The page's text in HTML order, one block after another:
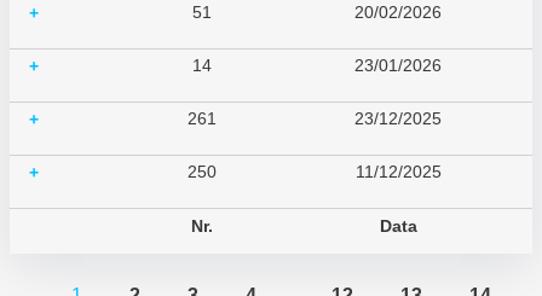
+ 51 20/02/2026
+ 14 23/01/2026
+ 261 23/12/2025
+ 250 11/12/2025
Nr. Data